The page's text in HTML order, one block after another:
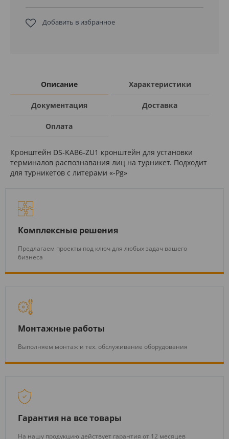
Добавить в избранное
Описание Характеристики
Документация Доставка
Оплата
Кронштейн DS-KAB6-ZU1 кронштейн для установки
терминалов распознавания лиц на турникет. Подходит
для турникетов с литерами «-Pg»
Комплексные решения
Предлагаем проекты под ключ для любых задач вашего
бизнеса
Монтажные работы
Выполняем монтаж и тех. обслуживание оборудования
Гарантия на все товары
На нашу продукцию действует гарантия от 12 месяцев